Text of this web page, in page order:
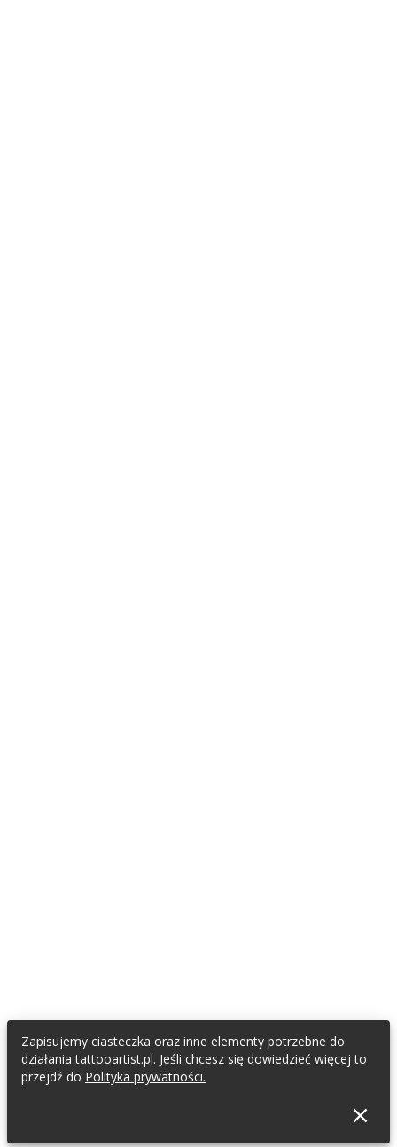
Zapisujemy ciasteczka oraz inne elementy potrzebne do
działania tattooartist.pl. Jeśli chcesz się dowiedzieć więcej to
przejdź do Polityka prywatności.